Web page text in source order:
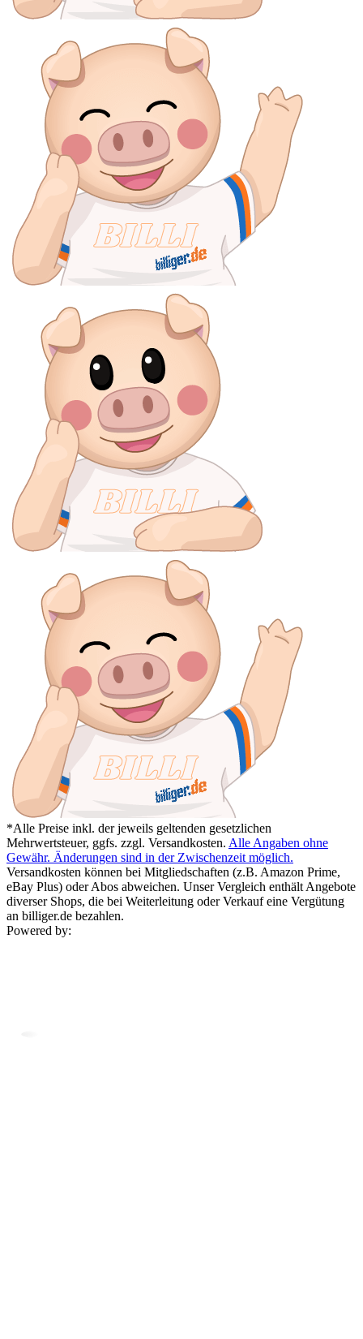
*Alle Preise inkl. der jeweils geltenden gesetzlichen
Mehrwertsteuer, ggfs. zzgl. Versandkosten. Alle Angaben ohne
Gewähr. Änderungen sind in der Zwischenzeit möglich.
Versandkosten können bei Mitgliedschaften (z.B. Amazon Prime,
eBay Plus) oder Abos abweichen. Unser Vergleich enthält Angebote
diverser Shops, die bei Weiterleitung oder Verkauf eine Vergütung
an billiger.de bezahlen.
Powered by: